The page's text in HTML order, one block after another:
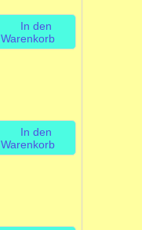
In den
Warenkorb
In den
Warenkorb